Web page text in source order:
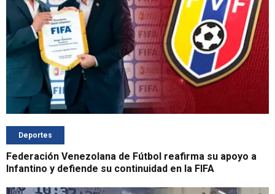
Deportes
Federación Venezolana de Fútbol reafirma su apoyo a
Infantino y defiende su continuidad en la FIFA